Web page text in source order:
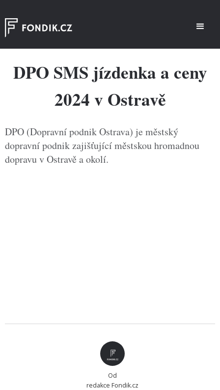
DPO SMS jízdenka a ceny
2024 v Ostravě
DPO (Dopravní podnik Ostrava) je městský
dopravní podnik zajišťující městskou hromadnou
dopravu v Ostravě a okolí.
Od
redakce Fondik.cz